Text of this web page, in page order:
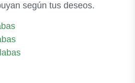
según tus deseos.